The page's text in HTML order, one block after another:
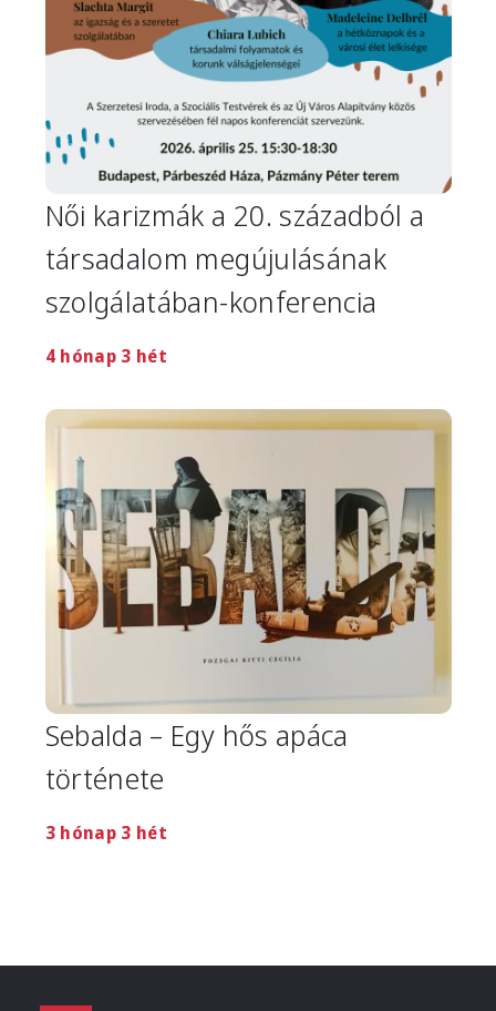
Női karizmák a 20. századból a
társadalom megújulásának
szolgálatában-konferencia
4 hónap 3 hét
Image
Sebalda – Egy hős apáca
története
3 hónap 3 hét